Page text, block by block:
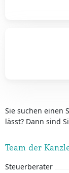
Sie suchen einen
lässt? Dann sind
Team der
Steuerberater